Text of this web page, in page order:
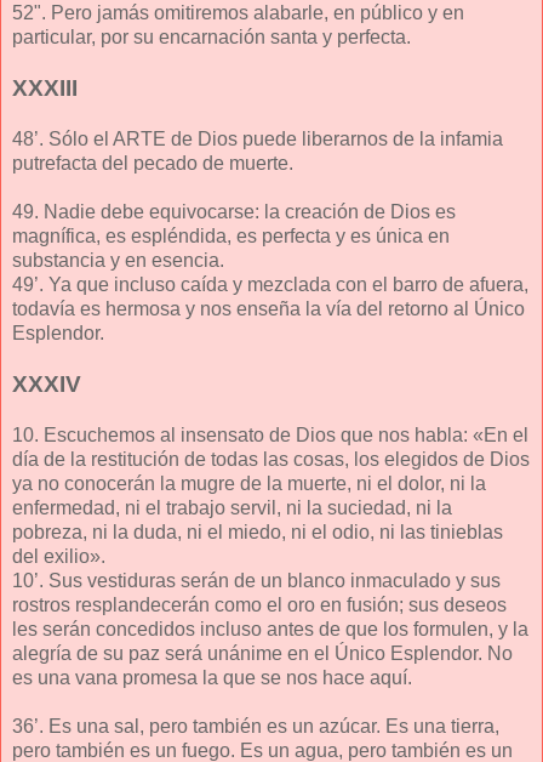
52". Pero jamás omitiremos alabarle, en público y en
particular, por su encarnación santa y perfecta.
XXXIII
48’. Sólo el ARTE de Dios puede liberarnos de la infamia
putrefacta del pecado de muerte.
49. Nadie debe equivocarse: la creación de Dios es
magnífica, es espléndida, es perfecta y es única en
substancia y en esencia.
49’. Ya que incluso caída y mezclada con el barro de afuera,
todavía es hermosa y nos enseña la vía del retorno al Único
Esplendor.
XXXIV
10. Escuchemos al insensato de Dios que nos habla: «En el
día de la restitución de todas las cosas, los elegidos de Dios
ya no conocerán la mugre de la muerte, ni el dolor, ni la
enfermedad, ni el trabajo servil, ni la suciedad, ni la
pobreza, ni la duda, ni el miedo, ni el odio, ni las tinieblas
del exilio».
10’. Sus vestiduras serán de un blanco inmaculado y sus
rostros resplandecerán como el oro en fusión; sus deseos
les serán concedidos incluso antes de que los formulen, y la
alegría de su paz será unánime en el Único Esplendor. No
es una vana promesa la que se nos hace aquí.
36’. Es una sal, pero también es un azúcar. Es una tierra,
pero también es un fuego. Es un agua, pero también es un